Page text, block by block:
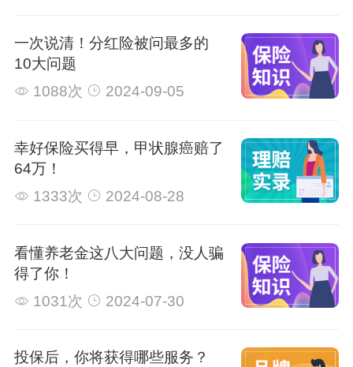
一次说清！分红险被问最多的
10大问题
1088次
2024-09-05
幸好保险买得早，甲状腺癌赔了
64万！
1333次
2024-08-28
看懂养老金这八大问题，没人骗
得了你！
1031次
2024-07-30
投保后，你将获得哪些服务？